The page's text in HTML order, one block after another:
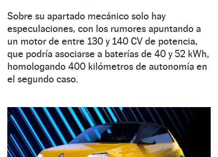
Sobre su apartado mecánico solo hay
especulaciones, con los rumores apuntando a
un motor de entre 130 y 140 CV de potencia,
que podría asociarse a baterías de 40 y 52 kWh,
homologando 400 kilómetros de autonomía en
el segundo caso.